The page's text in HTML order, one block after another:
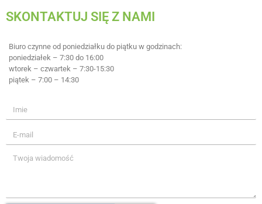
SKONTAKTUJ SIĘ Z NAMI
Biuro czynne od poniedziałku do piątku w godzinach:
poniedziałek – 7:30 do 16:00
wtorek – czwartek – 7:30-15:30
piątek – 7:00 – 14:30